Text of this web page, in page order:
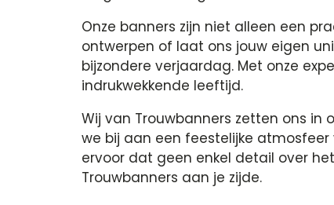
Onze banners zijn niet alleen een
ontwerpen of laat ons jouw eigen
bijzondere verjaardag. Met onze
indrukwekkende leeftijd.
Wij van Trouwbanners zetten ons
we bij aan een feestelijke
ervoor dat geen enkel detail over
Trouwbanners aan je zijde.